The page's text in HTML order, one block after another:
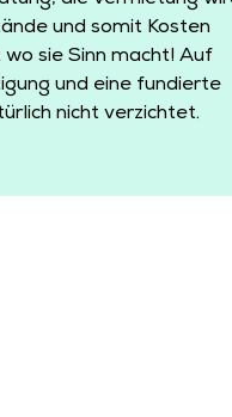
und somit Kosten
sie Sinn macht! Auf
und eine fundierte
nicht verzichtet.